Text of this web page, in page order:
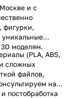
и с
фигурки,
моделям.
(PLA, ABS,
сложных
файлов,
на
постобработка